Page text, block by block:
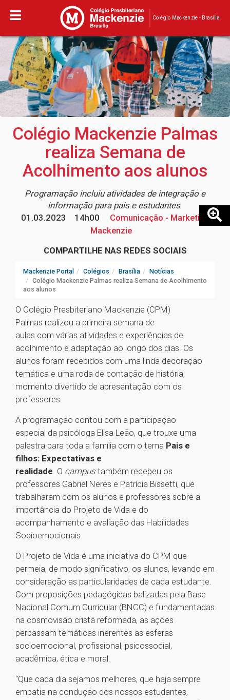
Colégio Mackenzie - Brasília
Colégio Mackenzie Palmas
realiza Semana de
Acolhimento aos alunos
Programação incluiu atividades de integração e
informação para pais e estudantes
01.03.2023
14h00
Comunicação - Marketing
Mackenzie
COMPARTILHE NAS REDES SOCIAIS
Mackenzie Portal Colégios Brasília
Notícias
Colégio Mackenzie Palmas realiza Semana de Acolhimento
aos alunos
O Colégio Presbiteriano Mackenzie (CPM)
Palmas realizou a primeira semana de
aulas com várias atividades e experiências de
acolhimento e adaptação ao longo dos dias. Os
alunos foram recebidos com uma linda decoração
temática e uma roda de contação de história,
momento divertido de apresentação com os
professores.
A programação contou com a participação
especial da psicóloga Elisa Leão, que trouxe uma
palestra para toda a família com o tema Pais e
filhos: Expectativas e
realidade. O campus também recebeu os
professores Gabriel Neres e Patrícia Bissetti, que
trabalharam com os alunos e professores sobre a
importância do Projeto de Vida e do
acompanhamento e avaliação das Habilidades
Socioemocionais.
O Projeto de Vida é uma iniciativa do CPM que
permeia, de modo significativo, os alunos, levando em
consideração as particularidades de cada estudante.
Com proposições pedagógicas balizadas pela Base
Nacional Comum Curricular (BNCC) e fundamentadas
na cosmovisão cristã reformada, as ações
perpassam temáticas inerentes as esferas
socioemocional, profissional, psicossocial,
acadêmica, ética e moral.
“Que cada dia sejamos melhores, que haja sempre
empatia na condução dos nossos estudantes,